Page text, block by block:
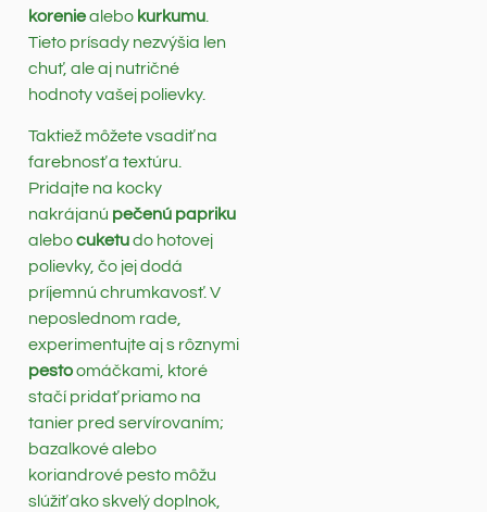
koreniealebo kurkumu
Tieto prísady nezvýšia len
chuť, ale aj nutričné
hodnoty vašej polievky.
Taktiež môžete vsadiť na
farebnosť a textúru.
Pridajte na kocky
nakrájanú pečenú papriku
alebocuketudo hotovej
polievky, čo jej dodá
príjemnú chrumkavosť. V
neposlednom rade,
experimentujte aj s rôznymi
pestoomáčkami, ktoré
stačí pridať priamo na
tanier pred servírovaním;
bazalkové alebo
koriandrové pesto môžu
slúžiť ako skvelý doplnok,